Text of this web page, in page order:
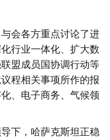
会各方重点讨论了进
行业一体化、扩大数
盟成员国协调行动等
程相关事项所作的报
、电子商务、气候领
下，哈萨克斯坦正稳